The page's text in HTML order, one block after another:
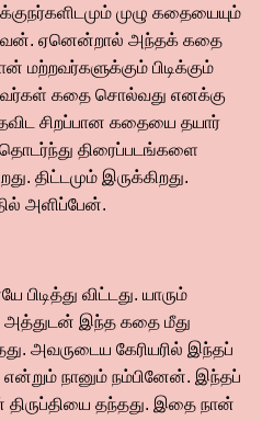
முழு கதையையும்
ஏனென்றால் அந்தக் கதை
மற்றவர்களுக்கும் பிடிக்கும்
கதை சொல்வது எனக்கு
சிறப்பான கதையை தயார்
திரைப்படங்களை
திட்டமும் இருக்கிறது.
அளிப்பேன்.‌
விட்டது. யாரும்
இந்த கதை மீது
அவருடைய கேரியரில் இந்தப்
என்றும் நானும் நம்பினேன். இந்தப்
தந்தது. இதை நான்